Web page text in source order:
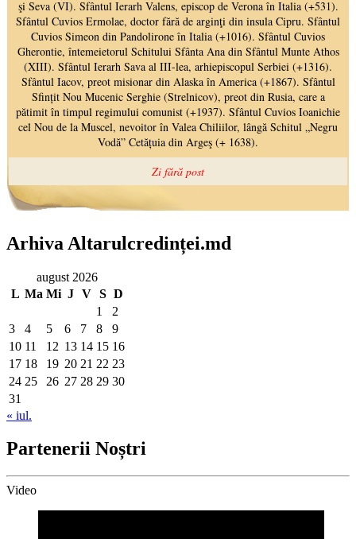
Arhiva Altarulcredinței.md
august 2026
L Ma Mi J V S D
1
2
3
4 5 6 7 8
9
10 11 12 13 14 15 16
17 18 19 20 21 22 23
24 25 26 27 28 29 30
31
« iul.
Partenerii Noștri
Video